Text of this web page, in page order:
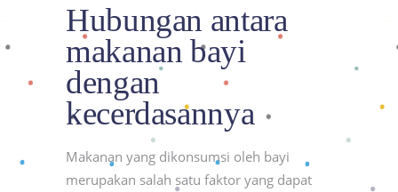
Hubungan antara
makanan bayi
dengan
kecerdasannya
Makanan yang dikonsumsi oleh bayi
merupakan salah satu faktor yang dapat